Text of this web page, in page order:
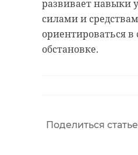
развивает навыки
силами и
ориентироваться
обстановке.
Поделиться